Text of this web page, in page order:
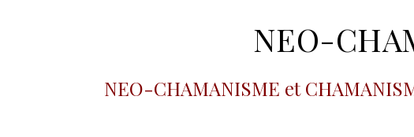
NEO-
NEO-CHAMANISME et